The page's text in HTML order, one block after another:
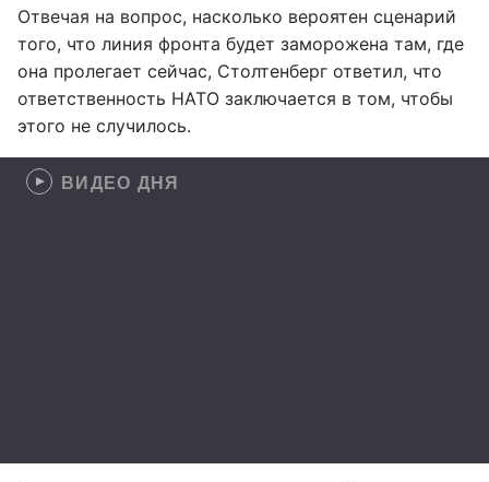
Отвечая на вопрос, насколько вероятен сценарий
того, что линия фронта будет заморожена там, где
она пролегает сейчас, Столтенберг ответил, что
ответственность НАТО заключается в том, чтобы
этого не случилось.
ВИДЕО ДНЯ